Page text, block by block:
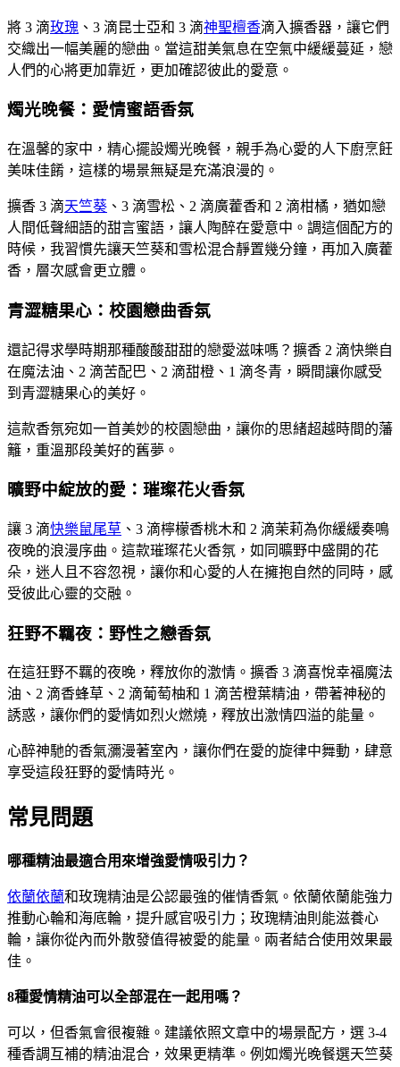
將 3 滴玫瑰 、3 滴昆士亞和 3 滴神聖檀香滴入擴香器，讓它們
交織出一幅美麗的戀曲。當這甜美氣息在空氣中緩緩蔓延，戀
人們的心將更加靠近，更加確認彼此的愛意。
燭光晚餐：愛情蜜語香氛
在溫馨的家中，精心擺設燭光晚餐，親手為心愛的人下廚烹飪
美味佳餚，這樣的場景無疑是充滿浪漫的。
擴香 3 滴天竺葵 、3 滴雪松、2 滴廣藿香和 2 滴柑橘，猶如戀
人間低聲細語的甜言蜜語，讓人陶醉在愛意中。調這個配方的
時候，我習慣先讓天竺葵和雪松混合靜置幾分鐘，再加入廣藿
香，層次感會更立體。
青澀糖果心：校園戀曲香氛
還記得求學時期那種酸酸甜甜的戀愛滋味嗎？擴香 2 滴快樂自
在魔法油、2 滴苦配巴、2 滴甜橙、1 滴冬青，瞬間讓你感受
到青澀糖果心的美好。
這款香氛宛如一首美妙的校園戀曲，讓你的思緒超越時間的藩
籬，重溫那段美好的舊夢。
曠野中綻放的愛：璀璨花火香氛
讓 3 滴快樂鼠尾草 、3 滴檸檬香桃木和 2 滴茉莉為你緩緩奏鳴
夜晚的浪漫序曲。這款璀璨花火香氛，如同曠野中盛開的花
朵，迷人且不容忽視，讓你和心愛的人在擁抱自然的同時，感
受彼此心靈的交融。
狂野不羈夜：野性之戀香氛
在這狂野不羈的夜晚，釋放你的激情。擴香 3 滴喜悅幸福魔法
油、2 滴香蜂草、2 滴葡萄柚和 1 滴苦橙葉精油，帶著神秘的
誘惑，讓你們的愛情如烈火燃燒，釋放出激情四溢的能量。
心醉神馳的香氣瀰漫著室內，讓你們在愛的旋律中舞動，肆意
享受這段狂野的愛情時光。
常見問題
哪種精油最適合用來增強愛情吸引力？
依蘭依蘭和玫瑰精油是公認最強的催情香氣。依蘭依蘭能強力
推動心輪和海底輪，提升感官吸引力；玫瑰精油則能滋養心
輪，讓你從內而外散發值得被愛的能量。兩者結合使用效果最
佳。
8種愛情精油可以全部混在一起用嗎？
可以，但香氣會很複雜。建議依照文章中的場景配方，選 3-4
種香調互補的精油混合，效果更精準。例如燭光晚餐選天竺葵